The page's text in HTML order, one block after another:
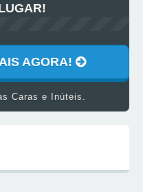
AGORA!
Caras e Inúteis.